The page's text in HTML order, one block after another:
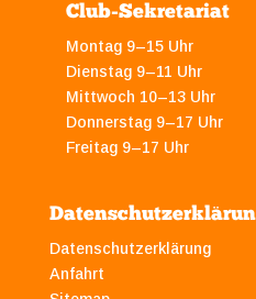
Club-Sekretariat
Montag 9–15 Uhr
Dienstag 9–11 Uhr
Mittwoch 10–13 Uhr
Donnerstag 9–17 Uhr
Freitag 9–17 Uhr
Datenschutzerklärung
Anfahrt